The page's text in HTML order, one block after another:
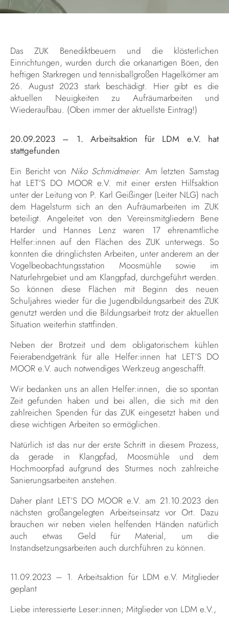
Das ZUK Benediktbeuern und die klösterlichen
Einrichtungen, wurden durch die orkanartigen Böen, den
heftigen Starkregen und tennisballgroßen Hagelkörner am
26. August 2023 stark beschädigt. Hier gibt es die
aktuellen Neuigkeiten zu Aufräumarbeiten und
Wiederaufbau. (Oben immer der aktuellste Eintrag!)
20.09.2023 – 1. Arbeitsaktion für LDM e.V. hat
stattgefunden
Ein Bericht von Niko Schmidmeier. Am letzten Samstag
hat LET’S DO MOOR e.V. mit einer ersten Hilfsaktion
unter der Leitung von P. Karl Geißinger (Leiter NLG) nach
dem Hagelsturm sich an den Aufräumarbeiten im ZUK
beteiligt. Angeleitet von den Vereinsmitgliedern Bene
Harder und Hannes Lenz waren 17 ehrenamtliche
Helfer:innen auf den Flächen des ZUK unterwegs. So
konnten die dringlichsten Arbeiten, unter anderem an der
Vogelbeobachtungsstation Moosmühle sowie im
Naturlehrgebiet und am Klangpfad, durchgeführt werden.
So können diese Flächen mit Beginn des neuen
Schuljahres wieder für die Jugendbildungsarbeit des ZUK
genutzt werden und die Bildungsarbeit trotz der aktuellen
Situation weiterhin stattfinden.
Neben der Brotzeit und dem obligatorischem kühlen
Feierabendgetränk für alle Helfer:innen hat LET’S DO
MOOR e.V. auch notwendiges Werkzeug angeschafft.
Wir bedanken uns an allen Helfer:innen, die so spontan
Zeit gefunden haben und bei allen, die sich mit den
zahlreichen Spenden für das ZUK eingesetzt haben und
diese wichtigen Arbeiten so ermöglichen.
Natürlich ist das nur der erste Schritt in diesem Prozess,
da gerade in Klangpfad, Moosmühle und dem
Hochmoorpfad aufgrund des Sturmes noch zahlreiche
Sanierungsarbeiten anstehen.
Daher plant LET’S DO MOOR e.V. am 21.10.2023 den
nächsten großangelegten Arbeitseinsatz vor Ort. Dazu
brauchen wir neben vielen helfenden Händen natürlich
auch etwas Geld für Material, um die
Instandsetzungsarbeiten auch durchführen zu können.
11.09.2023 – 1. Arbeitsaktion für LDM e.V. Mitglieder
geplant
Liebe interessierte Leser:innen; Mitglieder von LDM e.V.,